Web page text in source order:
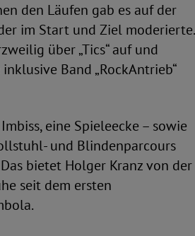
den Läufen gab es auf der
im Start und Ziel moderierte.
über „Tics“ auf und
Band „RockAntrieb“
eine Spieleecke – sowie
und Blindenparcours
bietet Holger Kranz von der
seit dem ersten